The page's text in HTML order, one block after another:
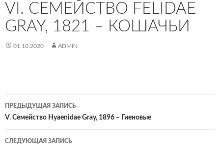
VI. СЕМЕЙСТВО FELIDAE
GRAY, 1821 – КОШАЧЬИ
01.10.2020 ADMIN
Навигация
по
ПРЕДЫДУЩАЯ ЗАПИСЬ
V. Семейство Hyaenidae Gray, 1896 – Гиеновые
СЛЕДУЮЩАЯ ЗАПИСЬ